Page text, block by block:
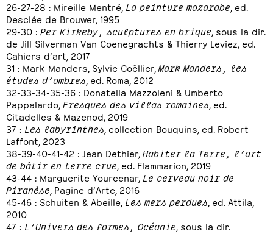
26-27-28 : Mireille Mentré, La peinture mozarabe , ed.
Desclée de Brouwer, 1995
29-30 : Per Kirkeby, sculptures en brique , sous la dir.
de Jill Silverman Van Coenegrachts & Thierry Leviez, ed.
Cahiers d’art, 2017
31 : Mark Manders, Sylvie Coëllier, Mark Manders, les
études d’ombres , ed. Roma, 2012
32-33-34-35-36 : Donatella Mazzoleni & Umberto
Pappalardo, Fresques des villas romaines , ed.
Citadelles & Mazenod, 2019
37 : Les labyrinthes , collection Bouquins, ed. Robert
Laffont, 2023
38-39-40-41-42 : Jean Dethier, Habiter la Terre, l’art
de bâtir en terre crue , ed. Flammarion, 2019
43-44 : Marguerite Yourcenar, Le cerveau noir de
Piranèse , Pagine d’Arte, 2016
45-46 : Schuiten & Abeille, Les mers perdues , ed. Attila,
2010
47 : L’Univers des formes, Océanie , sous la dir.